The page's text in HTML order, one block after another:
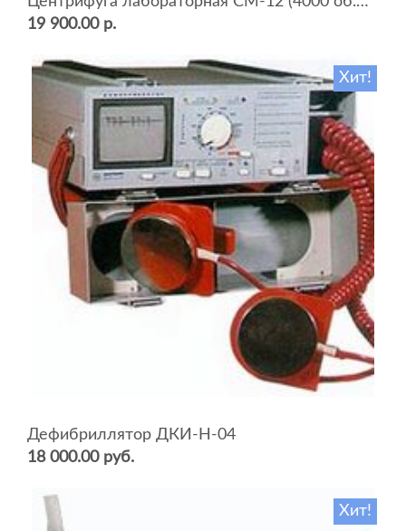
19 900.00 р.
Хит!
Дефибриллятор ДКИ-Н-04
18 000.00 руб.
Хит!